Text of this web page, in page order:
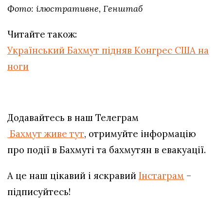
Фото: ілюстративне, Генштаб
Читайте також:
Український Бахмут підняв Конгрес США на
ноги
Додавайтесь в наш Телеграм
Бахмут живе тут, отримуйте інформацію
про події в Бахмуті та бахмутян в евакуації.
А це наш цікавий і яскравий Інстаграм –
підписуйтесь!